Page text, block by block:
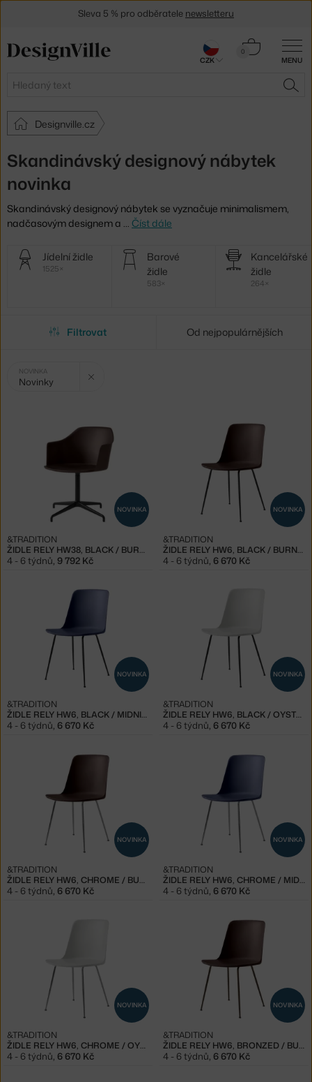
MENU
Hledat
0
Košík
Designville.cz
Skandinávský designový nábytek
novinka
Skandinávský designový nábytek se vyznačuje minimalismem,
nadčasovým designem a … Číst dále
Další
kategorie
Jídelní židle
1525×
Barové
židle
583×
Kancelářské
židle
264×
Filtrovat Od nejpopulárnějších
Vybrané
filtry:
NOVINKA
Novinky
NOVINKA
ŽIDLE RELY HW38, BLACK / BURNT UMBER
&TRADITION
4 - 6 týdnů 9 792 Kč
NOVINKA
ŽIDLE RELY HW6, BLACK / BURNT UMBER
&TRADITION
4 - 6 týdnů 6 670 Kč
NOVINKA
ŽIDLE RELY HW6, BLACK / MIDNIGHT
&TRADITION
4 - 6 týdnů, 6 670 Kč
NOVINKA
ŽIDLE RELY HW6, BLACK / OYSTER
&TRADITION
4 - 6 týdnů, 6 670 Kč
NOVINKA
ŽIDLE RELY HW6, CHROME / BURNT UMBER
&TRADITION
4 - 6 týdnů, 6 670 Kč
NOVINKA
ŽIDLE RELY HW6, CHROME / MIDNIGHT
&TRADITION
4 - 6 týdnů, 6 670 Kč
NOVINKA
ŽIDLE RELY HW6, CHROME / OYSTER
&TRADITION
4 - 6 týdnů, 6 670 Kč
NOVINKA
ŽIDLE RELY HW6, BRONZED / BURNT UMBER
&TRADITION
4 - 6 týdnů, 6 670 Kč
Sleva 5 % pro odběratele newsletteru
CZK